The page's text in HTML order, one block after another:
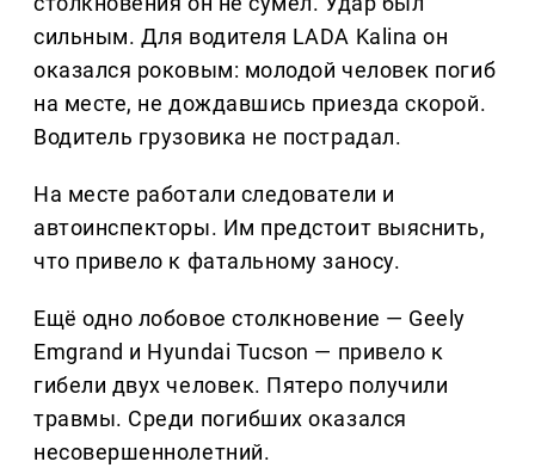
сильным. Для водителя LADA Kalina он
оказался роковым: молодой человек погиб
на месте, не дождавшись приезда скорой.
Водитель грузовика не пострадал.
На месте работали следователи и
автоинспекторы. Им предстоит выяснить,
что привело к фатальному заносу.
Ещё одно лобовое столкновение — Geely
Emgrand и Hyundai Tucson — привело к
гибели двух человек. Пятеро получили
травмы. Среди погибших оказался
несовершеннолетний.